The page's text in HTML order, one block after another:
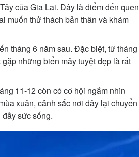
của Gia Lai. Đây là điểm đến quen
muốn thử thách bản thân và khám
tháng 6 năm sau. Đặc biệt, từ tháng
những biển mây tuyệt đẹp là rất
11-12 còn có cơ hội ngắm nhìn
xuân, cảnh sắc nơi đây lại chuyển
sức sống.